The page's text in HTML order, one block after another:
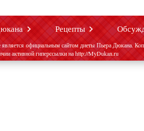
Рецепты
официальным сайтом диеты Пьера Дюкана.
активной гиперссылки на http://MyDukan.ru